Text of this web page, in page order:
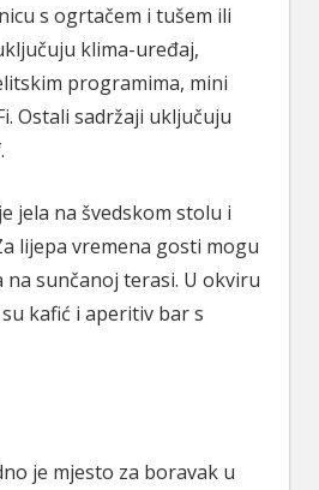
s ogrtačem i tušem ili
klima-uređaj,
programima, mini
Ostali sadržaji uključuju
jela na švedskom stolu i
lijepa vremena gosti mogu
na sunčanoj terasi. U okviru
kafić i aperitiv bar s
je mjesto za boravak u